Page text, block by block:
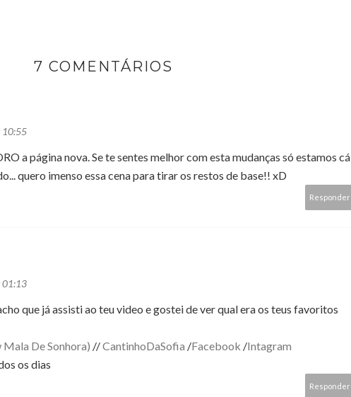
7 COMENTÁRIOS
10:55
a página nova. Se te sentes melhor com esta mudanças só estamos cá
quero imenso essa cena para tirar os restos de base!! xD
Responder
01:13
que já assisti ao teu video e gostei de ver qual era os teus favoritos
De Sonhora) //CantinhoDaSofia /Facebook /Intagram
os dias
Responder